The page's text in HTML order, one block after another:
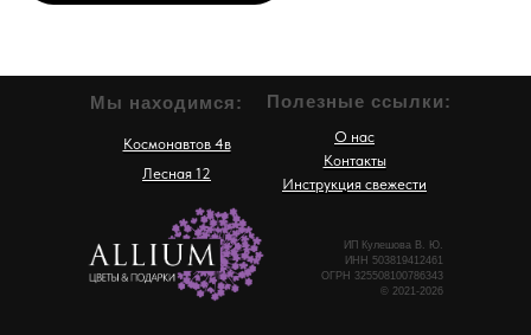
Полезные ссылки:
ИП Кулешова В. Ю.
ИНН 503819412461
ОГРН 325508100786343
© 2021-2026
Инструкция свежести
Контакты
О нас
Лесная 12
Мы находимся:
Космонавтов 4в